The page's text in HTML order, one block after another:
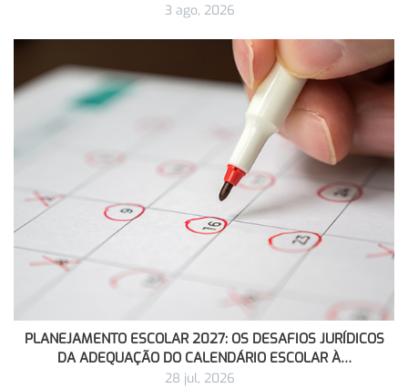
3 ago, 2026
PLANEJAMENTO ESCOLAR 2027: OS DESAFIOS JURÍDICOS
DA ADEQUAÇÃO DO CALENDÁRIO ESCOLAR À…
28 jul, 2026